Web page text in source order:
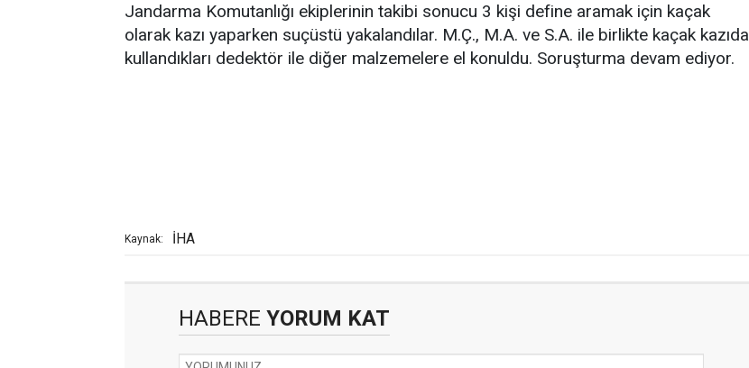
Jandarma Komutanlığı ekiplerinin takibi sonucu 3 kişi define aramak için kaçak
olarak kazı yaparken suçüstü yakalandılar. M.Ç., M.A. ve S.A. ile birlikte kaçak kazıda
kullandıkları dedektör ile diğer malzemelere el konuldu. Soruşturma devam ediyor.
Kaynak: İHA
HABERE YORUM KAT